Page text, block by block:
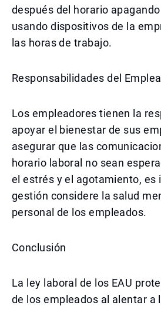
después del horario
usando dispositivos de la
las horas de trabajo.
Responsabilidades del
Los empleadores tienen la
apoyar el bienestar de sus
asegurar que las
horario laboral no sean
el estrés y el agotamiento, es
gestión considere la salud
personal de los empleados.
Conclusión
La ley laboral de los EAU
de los empleados al alentar a